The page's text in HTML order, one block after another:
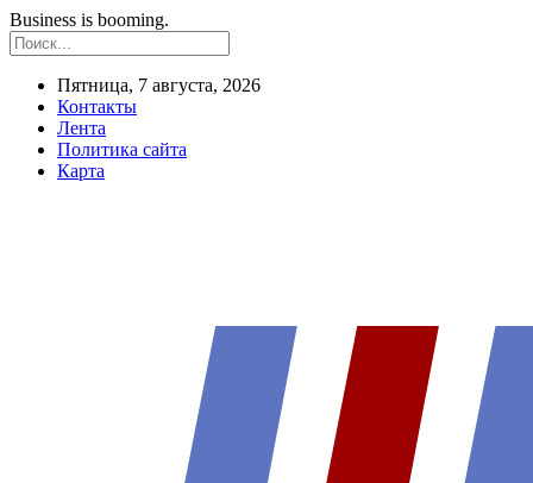
Business is booming.
Пятница, 7 августа, 2026
Контакты
Лента
Политика сайта
Карта